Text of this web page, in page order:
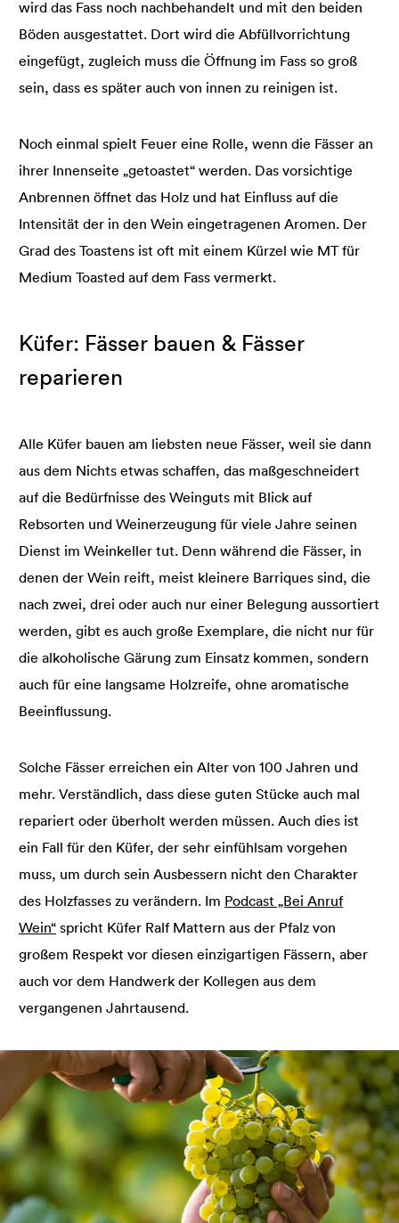
wird das Fass noch nachbehandelt und mit den beiden
Böden ausgestattet. Dort wird die Abfüllvorrichtung
eingefügt, zugleich muss die Öffnung im Fass so groß
sein, dass es später auch von innen zu reinigen ist.
Noch einmal spielt Feuer eine Rolle, wenn die Fässer an
ihrer Innenseite „getoastet“ werden. Das vorsichtige
Anbrennen öffnet das Holz und hat Einfluss auf die
Intensität der in den Wein eingetragenen Aromen. Der
Grad des Toastens ist oft mit einem Kürzel wie MT für
Medium Toasted auf dem Fass vermerkt.
Küfer: Fässer bauen & Fässer
reparieren
Alle Küfer bauen am liebsten neue Fässer, weil sie dann
aus dem Nichts etwas schaffen, das maßgeschneidert
auf die Bedürfnisse des Weinguts mit Blick auf
Rebsorten und Weinerzeugung für viele Jahre seinen
Dienst im Weinkeller tut. Denn während die Fässer, in
denen der Wein reift, meist kleinere Barriques sind, die
nach zwei, drei oder auch nur einer Belegung aussortiert
werden, gibt es auch große Exemplare, die nicht nur für
die alkoholische Gärung zum Einsatz kommen, sondern
auch für eine langsame Holzreife, ohne aromatische
Beeinflussung.
Solche Fässer erreichen ein Alter von 100 Jahren und
mehr. Verständlich, dass diese guten Stücke auch mal
repariert oder überholt werden müssen. Auch dies ist
ein Fall für den Küfer, der sehr einfühlsam vorgehen
muss, um durch sein Ausbessern nicht den Charakter
des Holzfasses zu verändern. Im Podcast „Bei Anruf
Wein“ spricht Küfer Ralf Mattern aus der Pfalz von
großem Respekt vor diesen einzigartigen Fässern, aber
auch vor dem Handwerk der Kollegen aus dem
vergangenen Jahrtausend.